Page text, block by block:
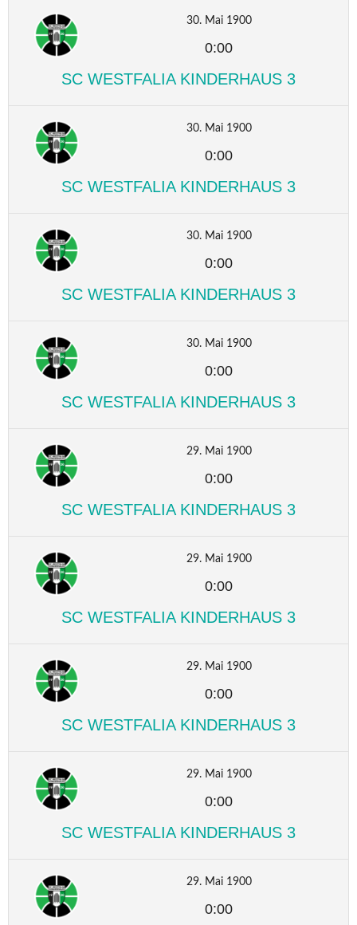
30. Mai 1900
0:00
SC WESTFALIA KINDERHAUS 3
30. Mai 1900
0:00
SC WESTFALIA KINDERHAUS 3
30. Mai 1900
0:00
SC WESTFALIA KINDERHAUS 3
30. Mai 1900
0:00
SC WESTFALIA KINDERHAUS 3
29. Mai 1900
0:00
SC WESTFALIA KINDERHAUS 3
29. Mai 1900
0:00
SC WESTFALIA KINDERHAUS 3
29. Mai 1900
0:00
SC WESTFALIA KINDERHAUS 3
29. Mai 1900
0:00
SC WESTFALIA KINDERHAUS 3
29. Mai 1900
0:00